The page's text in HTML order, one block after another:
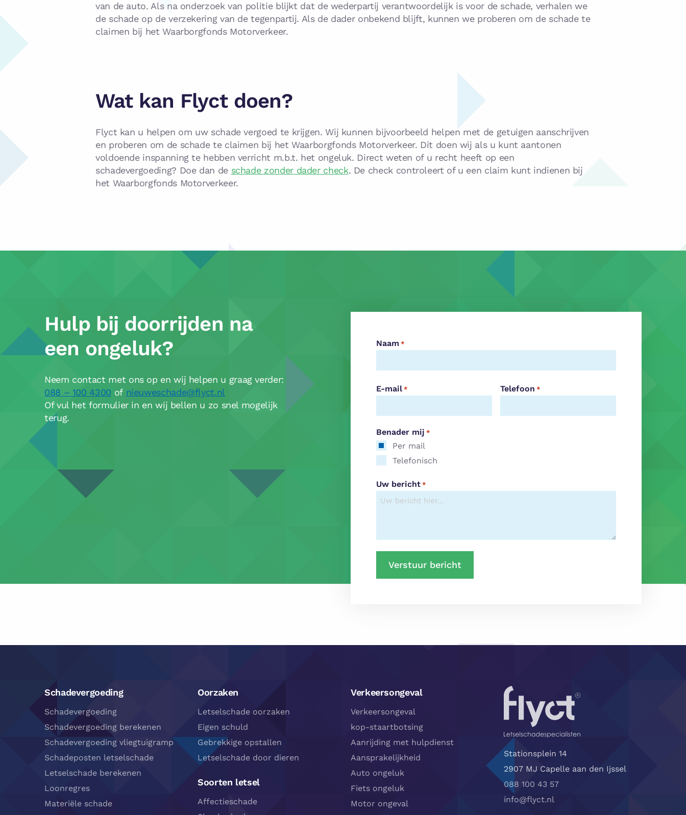
van de auto. Als na onderzoek van politie blijkt dat de wederpartij verantwoordelijk is voor de schade, verhalen we
de schade op de verzekering van de tegenpartij. Als de dader onbekend blijft, kunnen we proberen om de schade te
claimen bij het Waarborgfonds Motorverkeer.
Wat kan Flyct doen?
Flyct kan u helpen om uw schade vergoed te krijgen. Wij kunnen bijvoorbeeld helpen met de getuigen aanschrijven
en proberen om de schade te claimen bij het Waarborgfonds Motorverkeer. Dit doen wij als u kunt aantonen
voldoende inspanning te hebben verricht m.b.t. het ongeluk. Direct weten of u recht heeft op een
schadevergoeding? Doe dan de schade zonder dader check. De check controleert of u een claim kunt indienen bij
het Waarborgfonds Motorverkeer.
Hulp bij doorrijden na
een ongeluk?
Neem contact met ons op en wij helpen u graag verder:
088 – 100 4300 of nieuweschade@flyct.nl
Of vul het formulier in en wij bellen u zo snel mogelijk
terug.
Naam *
E-mail * Telefoon *
Benader mij *
Per mail
Telefonisch
Uw bericht *
Schadevergoeding
Schadevergoeding
Schadevergoeding berekenen
Schadevergoeding vliegtuigramp
Schadeposten letselschade
Letselschade berekenen
Loonregres
Materiële schade
Oorzaken
Letselschade oorzaken
Eigen schuld
Gebrekkige opstallen
Letselschade door dieren
Soorten letsel
Affectieschade
Verkeersongeval
Verkeersongeval
kop-staartbotsing
Aanrijding met hulpdienst
Aansprakelijkheid
Auto ongeluk
Fiets ongeluk
Motor ongeval
Stationsplein 14
2907 MJ Capelle aan den Ijssel
088 100 43 57
info@flyct.nl